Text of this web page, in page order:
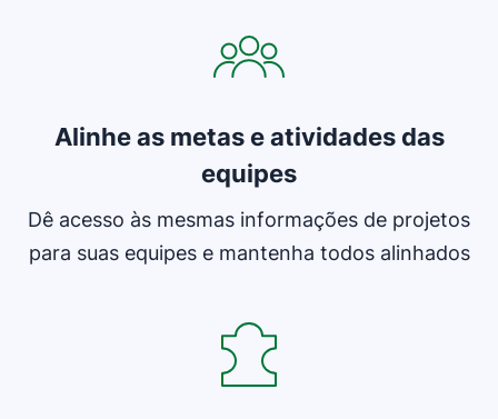
Alinhe as metas e atividades das
equipes
Dê acesso às mesmas informações de projetos
para suas equipes e mantenha todos alinhados